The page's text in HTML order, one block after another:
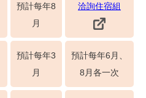
預計每年8
月
洽詢住宿組
預計每年3
月
預計每年6月、
8月各一次